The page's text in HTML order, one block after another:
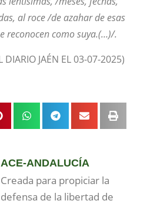
al roce /de azahar de esas
reconocen como suya.(…)/.
DIARIO JAÉN EL 03-07-2025)
ACE-ANDALUCÍA
Creada para propiciar la
defensa de la libertad de